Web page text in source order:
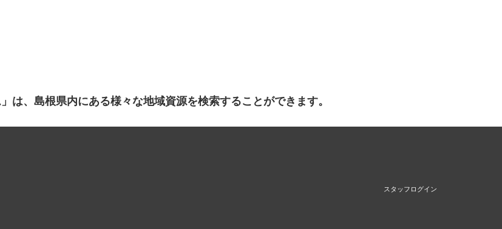
は、島根県内にある様々な地域資源を検索することができます。
スタッフログイン